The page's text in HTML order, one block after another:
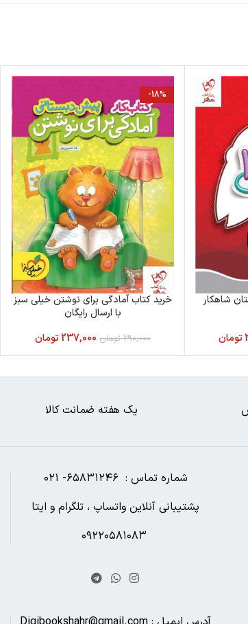
شاهکار
تومان
-18%
خرید کتاب آمادگی برای نوشتن خیلی سبز
با ارسال رایگان
290,000 تومان 237,000تومان
یک هفته ضمانت کالا
شماره تماس : ۶۵۸۳۱۲۴۶- ۰۲۱
پشتیبانی آنلاین واتساپ ، تلگرام و ایتا